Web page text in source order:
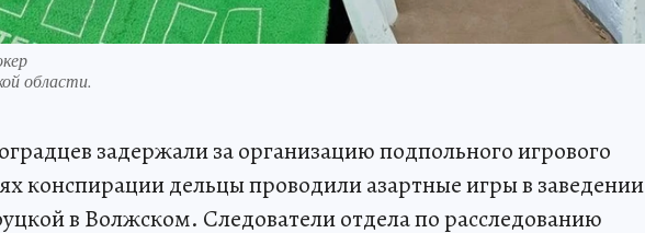
области.
задержали за организацию подпольного игрового
конспирации дельцы проводили азартные игры в заведении
в Волжском. Следователи отдела по расследованию